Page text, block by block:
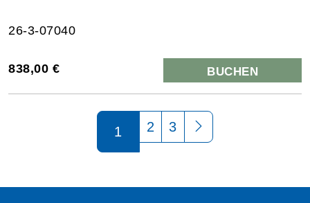
26-3-07040
838,00 € BUCHEN
1 2 3